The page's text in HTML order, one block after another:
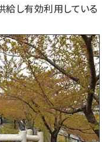
給し有効利用している